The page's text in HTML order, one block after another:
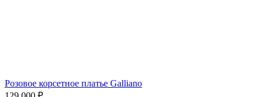
Розовое корсетное платье Galliano